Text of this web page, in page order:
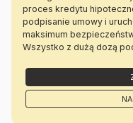
proces kredytu
podpisanie umowy i
maksimum
Wszystko z dużą dozą